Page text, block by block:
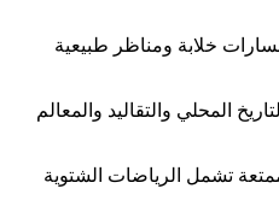
خلابة ومناظر طبيعية
المحلي والتقاليد والمعالم
تشمل الرياضات الشتوية